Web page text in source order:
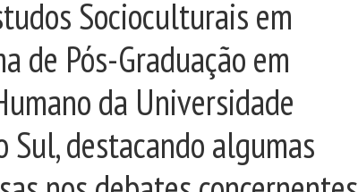
Socioculturais em
de Pós-Graduação em
da Universidade
Sul, destacando algumas